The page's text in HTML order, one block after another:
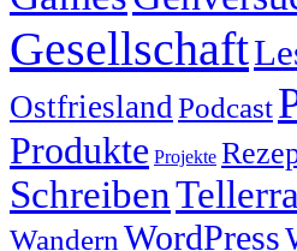
Gesellschaft
Ostfriesland Podcast
Produkte Projekte
Schreiben
Wandern WordPress